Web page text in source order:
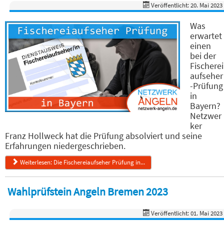
Veröffentlicht: 20. Mai 2023
Was
erwartet
einen
bei der
Fischerei
aufseher
-Prüfung
in
Bayern?
Netzwer
ker
Franz Hollweck hat die Prüfung absolviert und seine
Erfahrungen niedergeschrieben.
Weiterlesen: Die Fischereiaufseher Prüfung in...
Wahlprüfstein Angeln Bremen 2023
Veröffentlicht: 01. Mai 2023